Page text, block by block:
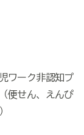
認知プ
便せん、えんぴ